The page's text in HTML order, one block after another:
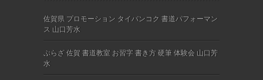
佐賀県 プロモーション タイバンコク 書道パフォーマン
ス 山口芳水
ぷらざ 佐賀 書道教室 お習字 書き方 硬筆 体験会 山口芳
水